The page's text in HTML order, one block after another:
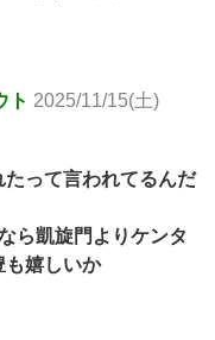
ト 2025/11/15(土)
たって言われてるんだ
ら凱旋門よりケンタ
も嬉しいか